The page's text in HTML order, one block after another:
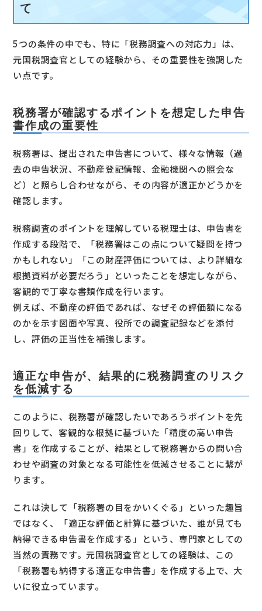
て
5つの条件の中でも、特に「税務調査への対応力」は、
元国税調査官としての経験から、その重要性を強調した
い点です。
税務署が確認するポイントを想定した申告
書作成の重要性
税務署は、提出された申告書について、様々な情報（過
去の申告状況、不動産登記情報、金融機関への照会な
ど）と照らし合わせながら、その内容が適正かどうかを
確認します。
税務調査のポイントを理解している税理士は、申告書を
作成する段階で、「税務署はこの点について疑問を持つ
かもしれない」「この財産評価については、より詳細な
根拠資料が必要だろう」といったことを想定しながら、
客観的で丁寧な書類作成を行います。
例えば、不動産の評価であれば、なぜその評価額になる
のかを示す図面や写真、役所での調査記録などを添付
し、評価の正当性を補強します。
適正な申告が、結果的に税務調査のリスク
を低減する
このように、税務署が確認したいであろうポイントを先
回りして、客観的な根拠に基づいた「精度の高い申告
書」を作成することが、結果として税務署からの問い合
わせや調査の対象となる可能性を低減させることに繋が
ります。
これは決して「税務署の目をかいくぐる」といった趣旨
ではなく、「適正な評価と計算に基づいた、誰が見ても
納得できる申告書を作成する」という、専門家としての
当然の責務です。元国税調査官としての経験は、この
「税務署も納得する適正な申告書」を作成する上で、大
いに役立っています。